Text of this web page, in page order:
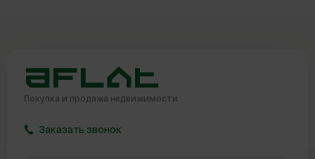
Покупка и продажа недвижимости
Заказать звонок